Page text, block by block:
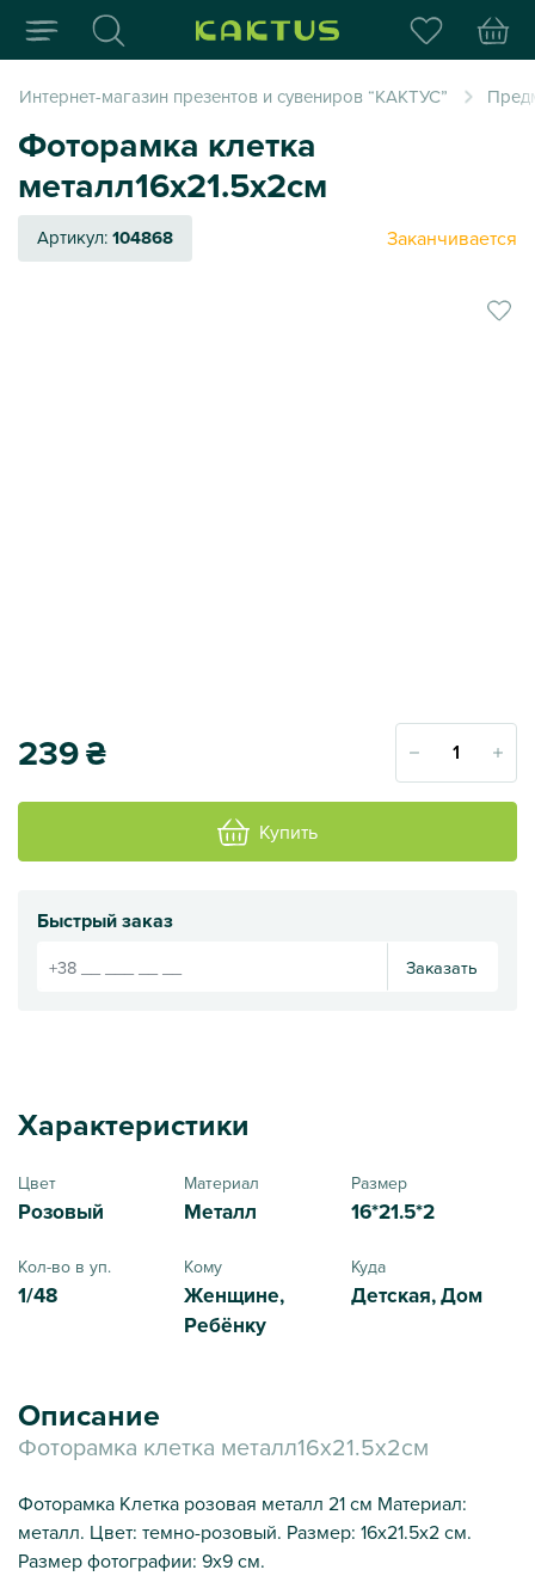
Интернет-магазин
Интернет-магазин презентов и сувениров “КАКТУС”
Фоторамка клетка
металл16х21.5х2см
Артикул:104868 Заканчивается
239₴
Купить
Быстрый заказ
Заказать
Характеристики
Цвет
Розовый
Материал
Металл
Размер
16*21.5*2
Кол-во в уп.
1/48
Кому
Женщине,
Ребёнку
Куда
Детская, Дом
Описание
Фоторамка клетка металл16х21.5х2см
Фоторамка Клетка розовая металл 21 см Материал:
металл. Цвет: темно-розовый. Размер: 16х21.5х2 см.
Размер фотографии: 9х9 см.